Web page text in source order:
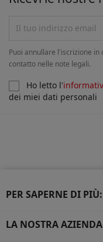
Puoi annullare l'iscrizione in
contatto nelle note legali.
Ho letto l'
dei miei dati personali
PER SAPERNE DI
LA NOSTRA AZIENDA